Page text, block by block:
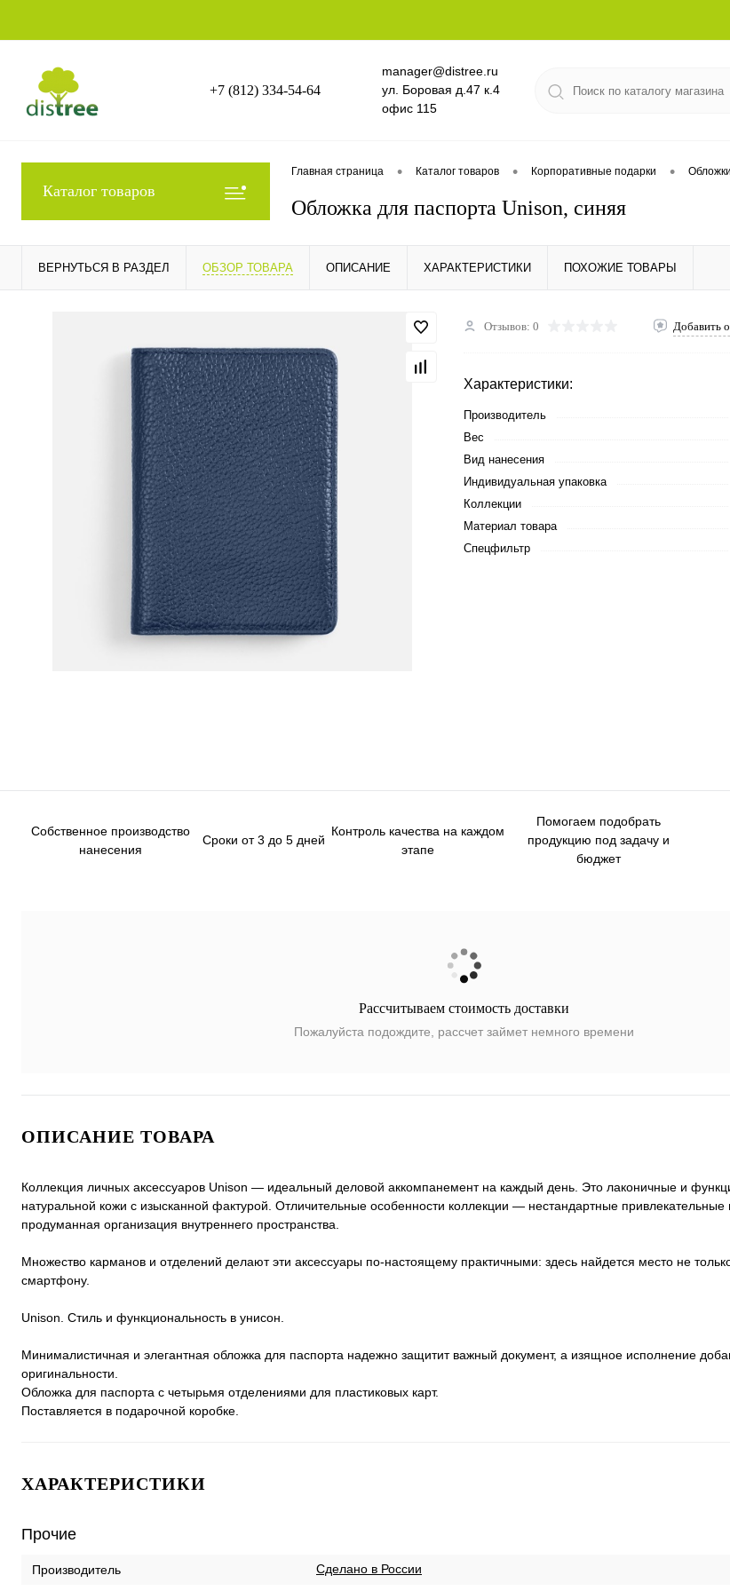
+7 (812) 334-54-64
manager@distree.ru
ул. Боровая д.47 к.4
офис 115
Каталог товаров
Главная страница • Каталог товаров • Корпоративные подарки •
Обложка для паспорта Unison, синяя
ВЕРНУТЬСЯ В РАЗДЕЛ ОБЗОР ТОВАРА ОПИСАНИЕ ХАРАКТЕРИСТИКИ ПОХОЖИЕ ТОВАРЫ
Отзывов: 0 Добавить
Характеристики:
Производитель
Вес
Вид нанесения
Индивидуальная упаковка
Коллекции
Материал товара
Спецфильтр
Собственное производство
нанесения
Сроки от 3 до 5 дней
Контроль качества на каждом
этапе
Помогаем подобрать
продукцию под задачу и
бюджет
Рассчитываем стоимость доставки
Пожалуйста подождите, рассчет займет немного времени
ОПИСАНИЕ ТОВАРА
Коллекция личных аксессуаров Unison — идеальный деловой аккомпанемент на каждый день. Это лаконичные и
натуральной кожи с изысканной фактурой. Отличительные особенности коллекции — нестандартные привлекательные
продуманная организация внутреннего пространства.
Множество карманов и отделений делают эти аксессуары по-настоящему практичными: здесь найдется место не
смартфону.
Unison. Стиль и функциональность в унисон.
Минималистичная и элегантная обложка для паспорта надежно защитит важный документ, а изящное исполнение
оригинальности.
Обложка для паспорта с четырьмя отделениями для пластиковых карт.
Поставляется в подарочной коробке.
ХАРАКТЕРИСТИКИ
Прочие
Производитель Сделано в России